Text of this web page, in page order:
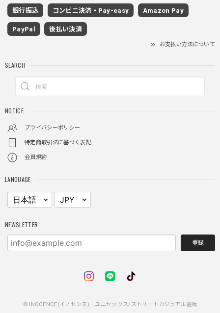
2025/11/28
着心地もいいしカジュアル味が出ていい
リティ
る。特に腕周りがいい感じ。
NCLLW ホイッスルネックレス / NCLLW Whistle Necklace
2025/11/28
銀行振込 コンビニ決済・Pay-easy Amazon Pay
PayPal 後払い決済
お支払い方法について
SEARCH
NOTICE
プライバシーポリシー
特定商取引法に基づく表記
会員規約
LANGUAGE
NEWSLETTER
登録
© INOCENCE(イノセンス)｜ユニセックス/ストリートカジュアル通販